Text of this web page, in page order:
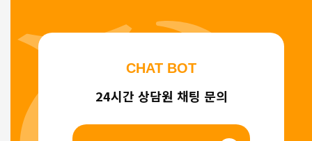
CHAT BOT
24시간 상담원 채팅 문의